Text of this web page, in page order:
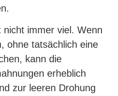
immer viel. Wenn
ohne tatsächlich eine
kann die
erheblich
zur leeren Drohung